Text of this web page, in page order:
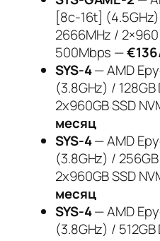
[8c-16t] (4.5GHz)
2666MHz / 2×960
500Mbps —
SYS-4— AMD
(3.8GHz) /
2x960GB SSD
месяц
SYS-4— AMD
(3.8GHz) /
2x960GB SSD
месяц
SYS-4— AMD
(3.8GHz) /